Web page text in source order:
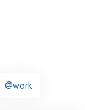
@work